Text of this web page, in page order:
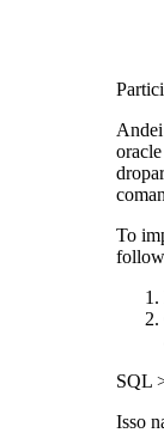
To
SQL
Isso